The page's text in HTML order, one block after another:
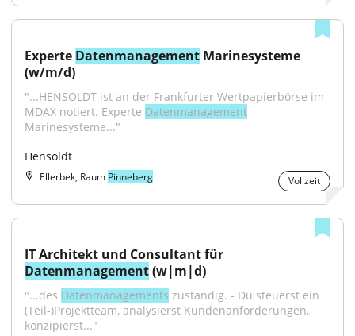
Experte Datenmanagement Marinesysteme
(w/m/d)
"...HENSOLDT ist an der Frankfurter Wertpapierbörse im
MDAX notiert. Experte Datenmanagement
Marinesysteme..."
Hensoldt
Ellerbek, Raum Pinneberg Vollzeit
Datenmanagement (w|m|d)
"...des Datenmanagements zuständig. - Du steuerst ein
(Teil-)Projektteam, analysierst Kundenanforderungen,
konzipierst..."